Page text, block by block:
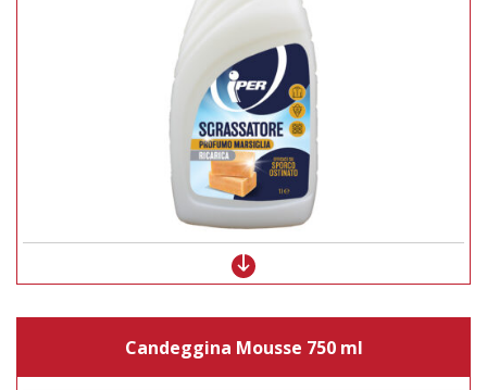
Candeggina Mousse 750 ml